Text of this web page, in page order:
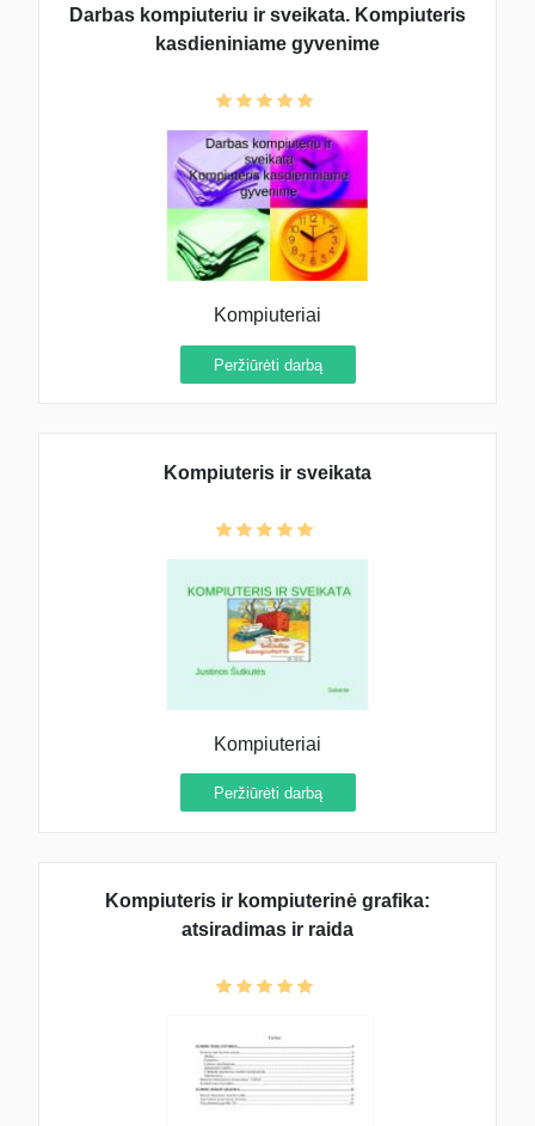
Darbas kompiuteriu ir sveikata. Kompiuteris
kasdieniniame gyvenime
Kompiuteriai
Peržiūrėti darbą
Kompiuteris ir sveikata
Kompiuteriai
Peržiūrėti darbą
Kompiuteris ir kompiuterinė grafika:
atsiradimas ir raida